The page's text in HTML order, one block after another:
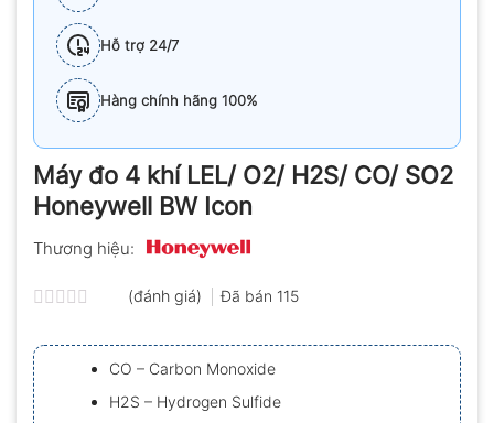
Hỗ trợ 24/7
Hàng chính hãng 100%
Máy đo 4 khí LEL/ O2/ H2S/ CO/ SO2
Honeywell BW Icon
Thương hiệu:
xếp
hạng
0.0
5
sao
(đánh giá) Đã bán 115
CO – Carbon Monoxide
H2S – Hydrogen Sulfide